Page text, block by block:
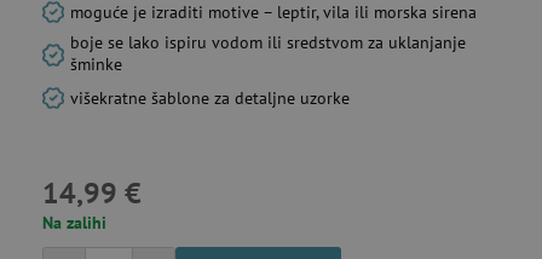
moguće je izraditi motive – leptir, vila ili morska sirena
boje se lako ispiru vodom ili sredstvom za uklanjanje
šminke
višekratne šablone za detaljne uzorke
14,99 €
Na zalihi